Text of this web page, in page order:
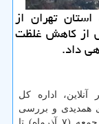
تهران از
از کاهش غلظت
داد.
اداره کل
همدیدی و بررسی